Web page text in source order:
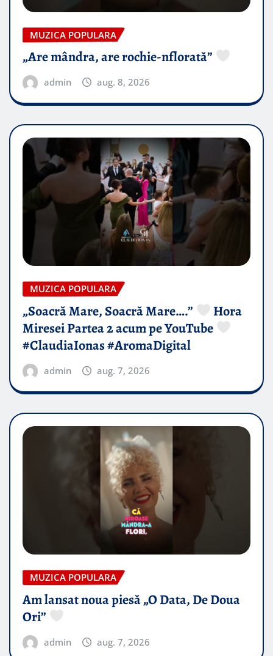
MUZICA POPULARA
„Are mândra, are rochie-nflorată”
admin aug. 8, 2026
MUZICA POPULARA
„Soacră Mare, Soacră Mare….”
Hora
Miresei Partea 2 acum pe YouTube
#ClaudiaIonas #AromaDigital
admin aug. 7, 2026
MUZICA POPULARA
Am lansat noua piesă „O Data, De Doua
Ori”
admin aug. 7, 2026